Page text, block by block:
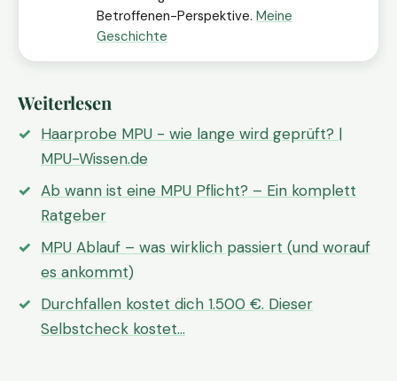
Betroffenen-Perspektive. Meine
Geschichte
Weiterlesen
Haarprobe MPU - wie lange wird geprüft? |
MPU-Wissen.de
Ab wann ist eine MPU Pflicht? – Ein komplett
Ratgeber
MPU Ablauf – was wirklich passiert (und worauf
es ankommt)
Durchfallen kostet dich 1.500 €. Dieser
Selbstcheck kostet…